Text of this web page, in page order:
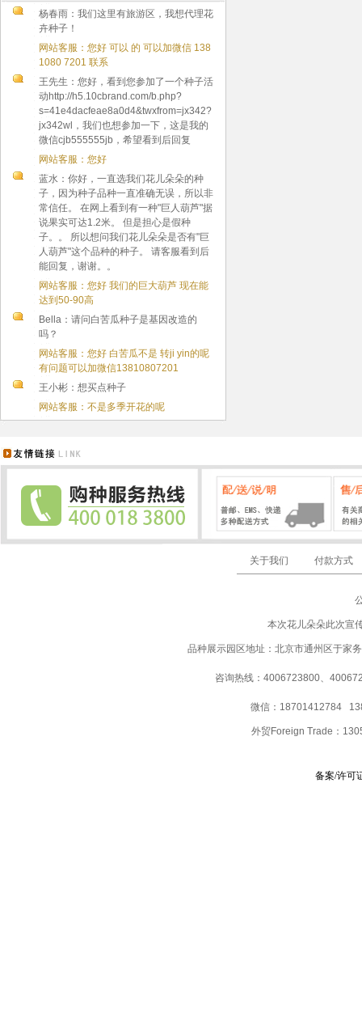
杨春雨：我们这里有旅游区，我想代理花
卉种子！
网站客服：您好 可以 的 可以加微信 138
1080 7201 联系
王先生：您好，看到您参加了一个种子活
动http://h5.10cbrand.com/b.php?
s=41e4dacfeae8a0d4&twxfrom=jx342?
jx342wl，我们也想参加一下，这是我的
微信cjb555555jb，希望看到后回复
网站客服：您好
蓝水：你好，一直选我们花儿朵朵的种
子，因为种子品种一直准确无误，所以非
常信任。 在网上看到有一种"巨人葫芦"据
说果实可达1.2米。 但是担心是假种
子。。 所以想问我们花儿朵朵是否有"巨
人葫芦"这个品种的种子。 请客服看到后
能回复，谢谢。。
网站客服：您好 我们的巨大葫芦 现在能
达到50-90高
Bella：请问白苦瓜种子是基因改造的
吗？
网站客服：您好 白苦瓜不是 转ji yin的呢
有问题可以加微信13810807201
王小彬：想买点种子
网站客服：不是多季开花的呢
关于我们 付款方式
本次花儿朵朵此次宣
品种展示园区地址：北京市通州区于家
咨询热线：4006723800、
微信：18701412784
外贸Foreign Trade：
备案/许可